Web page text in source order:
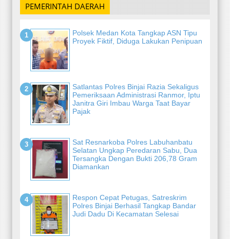
PEMERINTAH DAERAH
Polsek Medan Kota Tangkap ASN Tipu
Proyek Fiktif, Diduga Lakukan Penipuan
Satlantas Polres Binjai Razia Sekaligus
Pemeriksaan Administrasi Ranmor, Iptu
Janitra Giri Imbau Warga Taat Bayar
Pajak
Sat Resnarkoba Polres Labuhanbatu
Selatan Ungkap Peredaran Sabu, Dua
Tersangka Dengan Bukti 206,78 Gram
Diamankan
Respon Cepat Petugas, Satreskrim
Polres Binjai Berhasil Tangkap Bandar
Judi Dadu Di Kecamatan Selesai